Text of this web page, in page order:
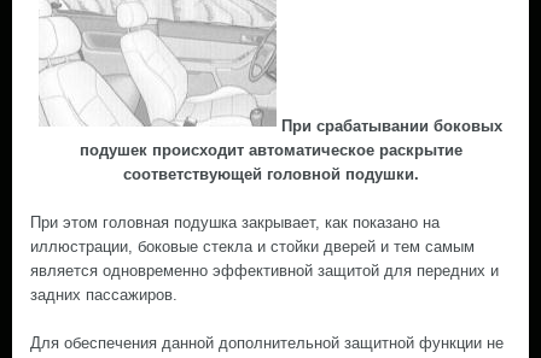
При срабатывании боковых
подушек происходит автоматическое раскрытие
соответствующей головной подушки.
При этом головная подушка закрывает, как показано на
иллюстрации, боковые стекла и стойки дверей и тем самым
является одновременно эффективной защитой для передних и
задних пассажиров.
Для обеспечения данной дополнительной защитной функции не